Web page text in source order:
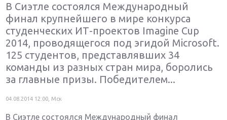
В Сиэтле состоялся Международный
финал крупнейшего в мире конкурса
студенческих ИТ-проектов Imagine Cup
2014, проводящегося под эгидой Microsoft.
125 студентов, представлявших 34
команды из разных стран мира, боролись
за главные призы. Победителем...
04.08.2014 12:00, Мск
В Сиэтле состоялся Международный финал